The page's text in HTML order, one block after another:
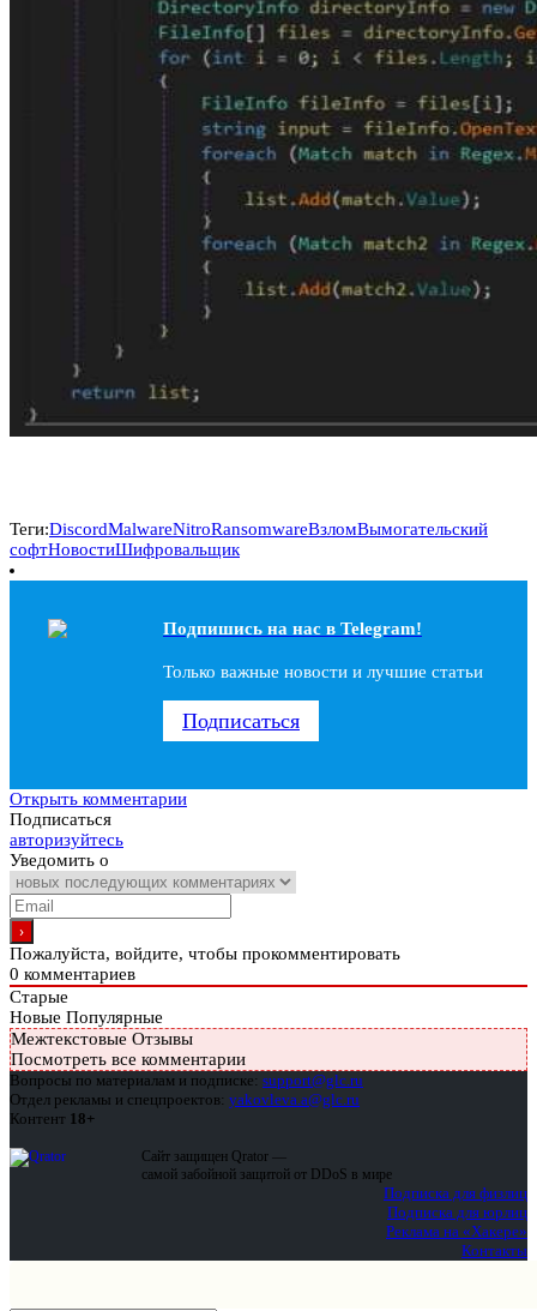
Теги:DiscordMalwareNitroRansomwareВзломВымогательский
софтНовостиШифровальщик
Подпишись на наc в Telegram!
Только важные новости и лучшие статьи
Подписаться
Открыть комментарии
Подписаться
авторизуйтесь
Уведомить о
Пожалуйста, войдите, чтобы прокомментировать
0 комментариев
Старые
Новые Популярные
Межтекстовые Отзывы
Посмотреть все комментарии
Вопросы по материалам и подписке: support@glc.ru
Отдел рекламы и спецпроектов: yakovleva.a@glc.ru
Контент 18+
Сайт защищен Qrator —
самой забойной защитой от DDoS в мире
Подписка для физлиц
Подписка для юрлиц
Реклама на «Хакере»
Контакты